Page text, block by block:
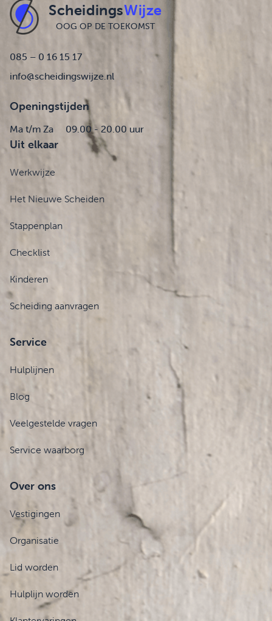
ScheidingsWijze
OOG OP DE TOEKOMST
085 – 0 16 15 17
info@scheidingswijze.nl
Openingstijden
Ma t/m Za 09.00 - 20.00 uur
Uit elkaar
Werkwijze
Het Nieuwe Scheiden
Stappenplan
Checklist
Kinderen
Scheiding aanvragen
Service
Hulplijnen
Blog
Veelgestelde vragen
Service waarborg
Over ons
Vestigingen
Organisatie
Lid worden
Hulplijn worden